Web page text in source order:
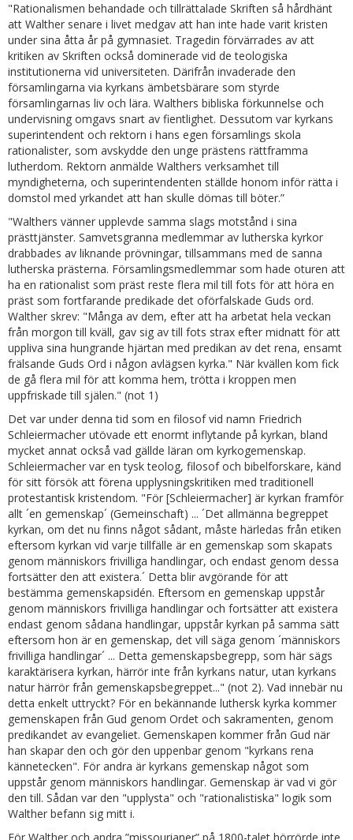
"Rationalismen behandade och tillrättalade Skriften så hårdhänt
att Walther senare i livet medgav att han inte hade varit kristen
under sina åtta år på gymnasiet. Tragedin förvärrades av att
kritiken av Skriften också dominerade vid de teologiska
institutionerna vid universiteten. Därifrån invaderade den
församlingarna via kyrkans ämbetsbärare som styrde
församlingarnas liv och lära. Walthers bibliska förkunnelse och
undervisning omgavs snart av fientlighet. Dessutom var kyrkans
superintendent och rektorn i hans egen församlings skola
rationalister, som avskydde den unge prästens rättframma
lutherdom. Rektorn anmälde Walthers verksamhet till
myndigheterna, och superintendenten ställde honom inför rätta i
domstol med yrkandet att han skulle dömas till böter.”
"Walthers vänner upplevde samma slags motstånd i sina
prästtjänster. Samvetsgranna medlemmar av lutherska kyrkor
drabbades av liknande prövningar, tillsammans med de sanna
lutherska prästerna. Församlingsmedlemmar som hade oturen att
ha en rationalist som präst reste flera mil till fots för att höra en
präst som fortfarande predikade det oförfalskade Guds ord.
Walther skrev: "Många av dem, efter att ha arbetat hela veckan
från morgon till kväll, gav sig av till fots strax efter midnatt för att
uppliva sina hungrande hjärtan med predikan av det rena, ensamt
frälsande Guds Ord i någon avlägsen kyrka." När kvällen kom fick
de gå flera mil för att komma hem, trötta i kroppen men
uppfriskade till själen." (not 1)
Det var under denna tid som en filosof vid namn Friedrich
Schleiermacher utövade ett enormt inflytande på kyrkan, bland
mycket annat också vad gällde läran om kyrkogemenskap.
Schleiermacher var en tysk teolog, filosof och bibelforskare, känd
för sitt försök att förena upplysningskritiken med traditionell
protestantisk kristendom. "För [Schleiermacher] är kyrkan framför
allt ´en gemenskap´ (Gemeinschaft) ... ´Det allmänna begreppet
kyrkan, om det nu finns något sådant, måste härledas från etiken
eftersom kyrkan vid varje tillfälle är en gemenskap som skapats
genom människors frivilliga handlingar, och endast genom dessa
fortsätter den att existera.´ Detta blir avgörande för att
bestämma gemenskapsidén. Eftersom en gemenskap uppstår
genom människors frivilliga handlingar och fortsätter att existera
endast genom sådana handlingar, uppstår kyrkan på samma sätt
eftersom hon är en gemenskap, det vill säga genom ´människors
frivilliga handlingar´ ... Detta gemenskapsbegrepp, som här sägs
karaktärisera kyrkan, härrör inte från kyrkans natur, utan kyrkans
natur härrör från gemenskapsbegreppet..." (not 2). Vad innebär nu
detta enkelt uttryckt? För en bekännande luthersk kyrka kommer
gemenskapen från Gud genom Ordet och sakramenten, genom
predikandet av evangeliet. Gemenskapen kommer från Gud när
han skapar den och gör den uppenbar genom "kyrkans rena
kännetecken". För andra är kyrkans gemenskap något som
uppstår genom människors handlingar. Gemenskap är vad vi gör
den till. Sådan var den "upplysta" och "rationalistiska" logik som
Walther befann sig mitt i.